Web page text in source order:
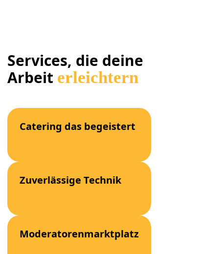
Services, die deine
Arbeit erleichtern
Catering das begeistert
Zuverlässige Technik
Moderatorenmarktplatz